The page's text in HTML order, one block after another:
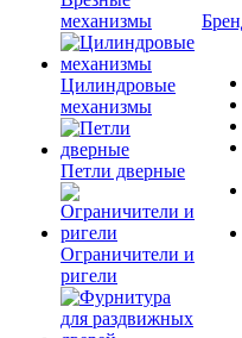
механизмы
Цилиндровые
механизмы
Петли дверные
Ограничители и
ригели